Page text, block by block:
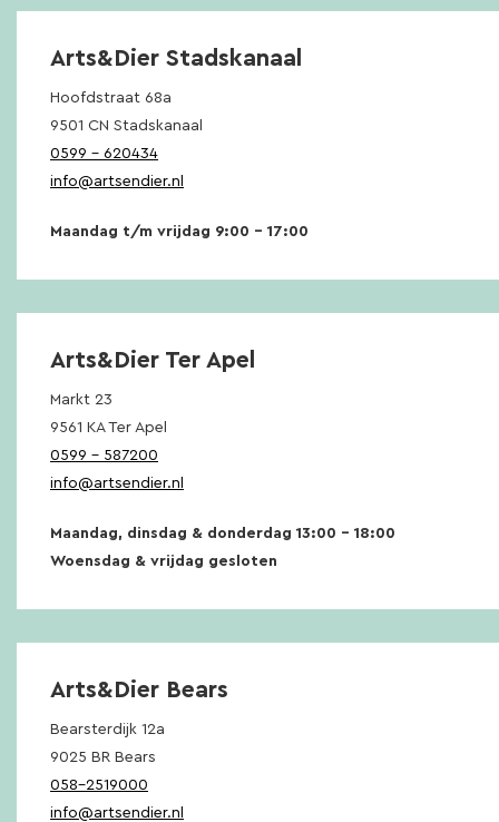
Arts&Dier Stadskanaal
Hoofdstraat 68a
9501 CN Stadskanaal
0599 – 620434
info@artsendier.nl
Maandag t/m vrijdag 9:00 – 17:00
Arts&Dier Ter Apel
Markt 23
9561 KA Ter Apel
0599 – 587200
info@artsendier.nl
Maandag, dinsdag & donderdag 13:00 – 18:00
Woensdag & vrijdag gesloten
Arts&Dier Bears
Bearsterdijk 12a
9025 BR Bears
058-2519000
info@artsendier.nl